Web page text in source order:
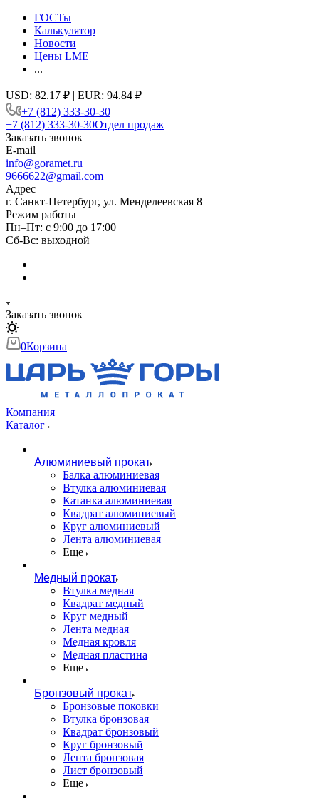
ГОСТы
Калькулятор
Новости
Цены LME
...
USD: 82.17 ₽ | EUR: 94.84 ₽
+7 (812) 333-30-30
+7 (812) 333-30-30Отдел продаж
Заказать звонок
E-mail
info@goramet.ru
9666622@gmail.com
Адрес
г. Санкт-Петербург, ул. Менделеевская 8
Режим работы
Пн–Пт: с 9:00 до 17:00
Сб-Вс: выходной
Заказать звонок
0Корзина
Компания
Каталог
Алюминиевый прокат
Балка алюминиевая
Втулка алюминиевая
Катанка алюминиевая
Квадрат алюминиевый
Круг алюминиевый
Лента алюминиевая
Еще
Медный прокат
Втулка медная
Квадрат медный
Круг медный
Лента медная
Медная кровля
Медная пластина
Еще
Бронзовый прокат
Бронзовые поковки
Втулка бронзовая
Квадрат бронзовый
Круг бронзовый
Лента бронзовая
Лист бронзовый
Еще